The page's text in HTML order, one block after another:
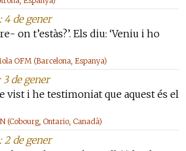
4 de gener
on t’estàs?’. Els diu: ‘Veniu i ho
OFM (Barcelona, Espanya)
3 de gener
vist i he testimoniat que aquest és el
(Cobourg, Ontario, Canadà)
2 de gener